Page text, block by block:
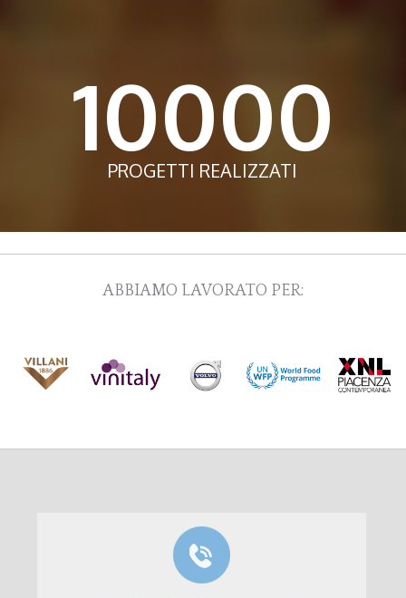
10000
PROGETTI REALIZZATI
ABBIAMO LAVORATO PER: